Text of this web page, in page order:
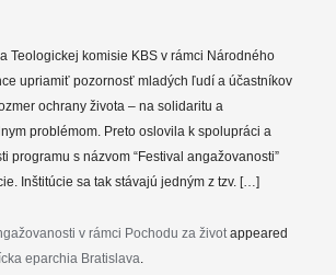
Teologickej komisie KBS v rámci Národného
upriamiť pozornosť mladých ľudí a účastníkov
ochrany života – na solidaritu a
problémom. Preto oslovila k spolupráci a
programu s názvom “Festival angažovanosti”
Inštitúcie sa tak stávajú jedným z tzv. […]
v rámci Pochodu za životappeared
eparchia Bratislava.